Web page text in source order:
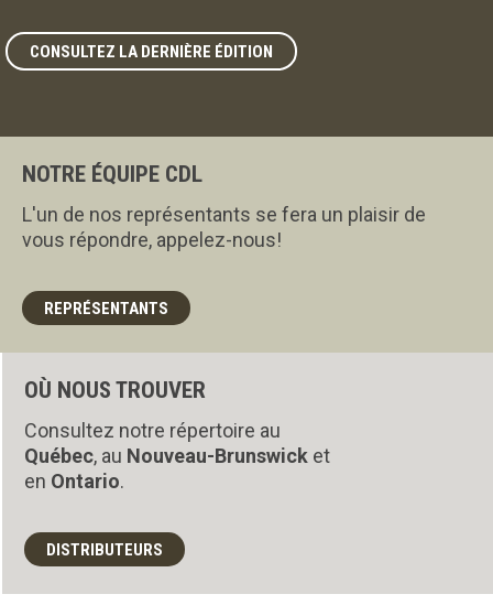
CONSULTEZ LA DERNIÈRE ÉDITION
NOTRE ÉQUIPE CDL
L'un de nos représentants se fera un plaisir de
vous répondre, appelez-nous!
REPRÉSENTANTS
OÙ NOUS TROUVER
Consultez notre répertoire au
Québec, au Nouveau-Brunswick et
en Ontario.
DISTRIBUTEURS